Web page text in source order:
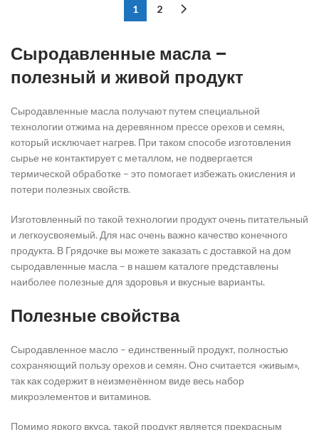
1 2
Сыродавленные масла –
полезный и живой продукт
Сыродавленные масла получают путем специальной
технологии отжима на деревянном прессе орехов и семян,
который исключает нагрев. При таком способе изготовления
сырье не контактирует с металлом, не подвергается
термической обработке – это помогает избежать окисления и
потери полезных свойств.
Изготовленный по такой технологии продукт очень питательный
и легкоусвояемый. Для нас очень важно качество конечного
продукта. В Грядочке вы можете заказать с доставкой на дом
сыродавленные масла – в нашем каталоге представлены
наиболее полезные для здоровья и вкусные варианты.
Полезные свойства
Сыродавленное масло – единственный продукт, полностью
сохраняющий пользу орехов и семян. Оно считается «живым»,
так как содержит в неизменённом виде весь набор
микроэлементов и витаминов.
Помимо яркого вкуса, такой продукт является прекрасным